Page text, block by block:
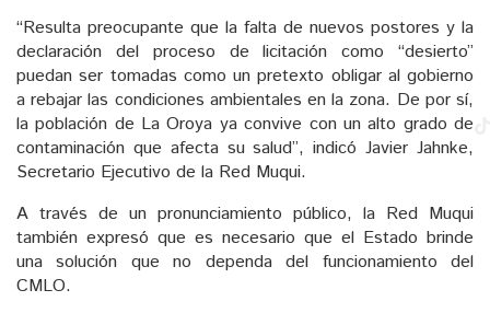
“Resulta preocupante que la falta de nuevos postores y la
declaración del proceso de licitación como “desierto”
puedan ser tomadas como un pretexto obligar al gobierno
a rebajar las condiciones ambientales en la zona. De por sí,
la población de La Oroya ya convive con un alto grado de
contaminación que afecta su salud”, indicó Javier Jahnke,
Secretario Ejecutivo de la Red Muqui.
A través de un pronunciamiento público, la Red Muqui
también expresó que es necesario que el Estado brinde
una solución que no dependa del funcionamiento del
CMLO.